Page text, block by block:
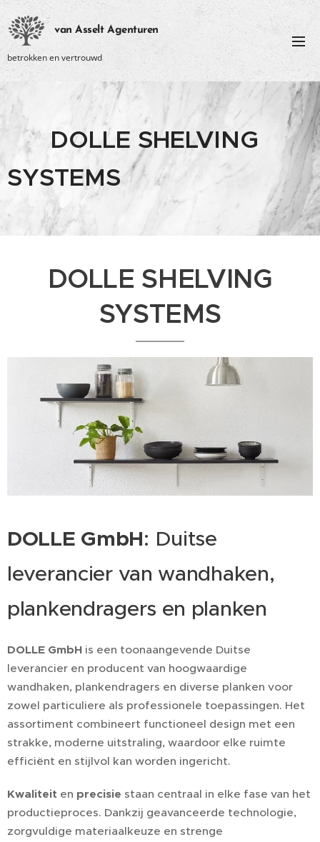
van Asselt Agenturen
betrokken en vertrouwd
DOLLE SHELVING
SYSTEMS
DOLLE SHELVING
SYSTEMS
DOLLE GmbH: Duitse
leverancier van wandhaken,
plankendragers en planken
DOLLE GmbH is een toonaangevende Duitse
leverancier en producent van hoogwaardige
wandhaken, plankendragers en diverse planken voor
zowel particuliere als professionele toepassingen. Het
assortiment combineert functioneel design met een
strakke, moderne uitstraling, waardoor elke ruimte
efficiënt en stijlvol kan worden ingericht.
Kwaliteit en precisie staan centraal in elke fase van het
productieproces. Dankzij geavanceerde technologie,
zorgvuldige materiaalkeuze en strenge